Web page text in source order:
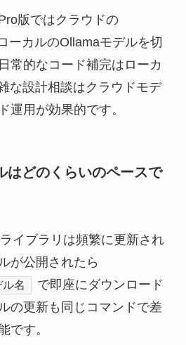
版ではクラウドの
ーカルのOllamaモデルを切
常的なコード補完はローカ
な設計相談はクラウドモデ
運用が効果的です。
どのくらいのペースで
イブラリは頻繁に更新され
が公開されたら
名
で即座にダウンロード
の更新も同じコマンドで差
です。